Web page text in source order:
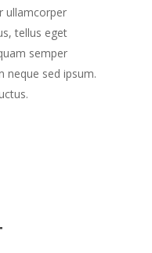
ullamcorper
tellus eget
semper
neque sed ipsum.